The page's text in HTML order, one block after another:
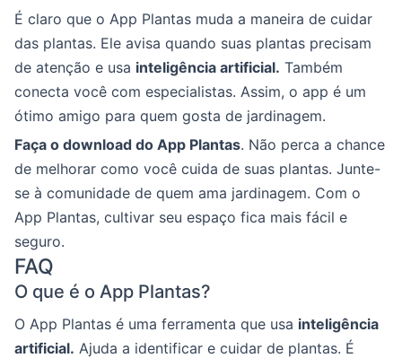
É claro que o App Plantas muda a maneira de cuidar
das plantas. Ele avisa quando suas plantas precisam
de atenção e usa inteligência artificial. Também
conecta você com especialistas. Assim, o app é um
ótimo amigo para quem gosta de jardinagem.
Faça o download do App Plantas. Não perca a chance
de melhorar como você cuida de suas plantas. Junte-
se à comunidade de quem ama jardinagem. Com o
App Plantas, cultivar seu espaço fica mais fácil e
seguro.
FAQ
O que é o App Plantas?
O App Plantas é uma ferramenta que usa inteligência
artificial. Ajuda a identificar e cuidar de plantas. É